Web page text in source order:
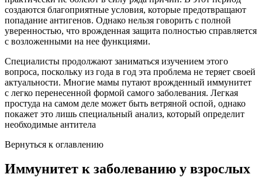
создаются благоприятные условия, которые предотвращают
попадание антигенов. Однако нельзя говорить с полной
уверенностью, что врожденная защита полностью справляется
с возложенными на нее функциями.
Специалисты продолжают заниматься изучением этого
вопроса, поскольку из года в год эта проблема не теряет своей
актуальности. Многие мамы путают врожденный иммунитет
с легко перенесенной формой самого заболевания. Легкая
простуда на самом деле может быть ветряной оспой, однако
покажет это лишь специальный анализ, который определит
необходимые антитела
Вернуться к оглавлению
Иммунитет к заболеванию у взрослых